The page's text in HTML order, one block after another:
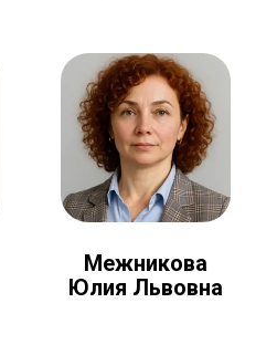
Межникова
Юлия Львовна